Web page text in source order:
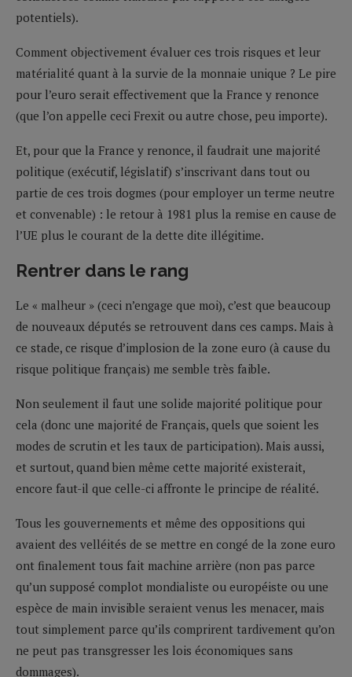
potentiels).
Comment objectivement évaluer ces trois risques et leur
matérialité quant à la survie de la monnaie unique ? Le pire
pour l’euro serait effectivement que la France y renonce
(que l’on appelle ceci Frexit ou autre chose, peu importe).
Et, pour que la France y renonce, il faudrait une majorité
politique (exécutif, législatif) s’inscrivant dans tout ou
partie de ces trois dogmes (pour employer un terme neutre
et convenable) : le retour à 1981 plus la remise en cause de
l’UE plus le courant de la dette dite illégitime.
Rentrer dans le rang
Le « malheur » (ceci n’engage que moi), c’est que beaucoup
de nouveaux députés se retrouvent dans ces camps. Mais à
ce stade, ce risque d’implosion de la zone euro (à cause du
risque politique français) me semble très faible.
Non seulement il faut une solide majorité politique pour
cela (donc une majorité de Français, quels que soient les
modes de scrutin et les taux de participation). Mais aussi,
et surtout, quand bien même cette majorité existerait,
encore faut-il que celle-ci affronte le principe de réalité.
Tous les gouvernements et même des oppositions qui
avaient des velléités de se mettre en congé de la zone euro
ont finalement tous fait machine arrière (non pas parce
qu’un supposé complot mondialiste ou européiste ou une
espèce de main invisible seraient venus les menacer, mais
tout simplement parce qu’ils comprirent tardivement qu’on
ne peut pas transgresser les lois économiques sans
dommages).